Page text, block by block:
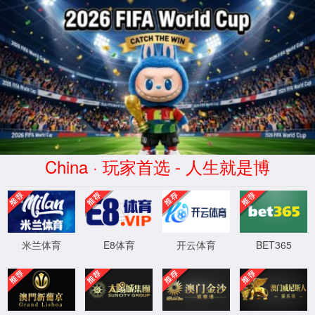
中国·金沙js4399(Macau)股份有
限公司-Official website